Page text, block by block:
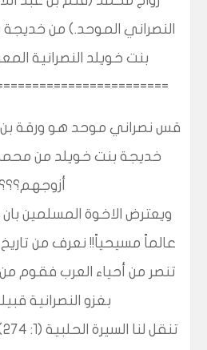
النصراني الموحد.) من
بنت خويلد النصرانية
قس نصراني موحد هو ورقة بن
خديجة بنت خويلد من
ويعترض الاخوة المسلمين
عالماً مسيحياً!! نعرف من
تنصر من أحياء العرب فقوم
بغزو النصرانية